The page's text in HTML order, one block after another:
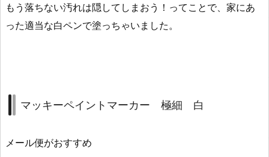
もう落ちない汚れは隠してしまおう！ってことで、家にあ
った適当な白ペンで塗っちゃいました。
マッキーペイントマーカー 極細 白
メール便がおすすめ